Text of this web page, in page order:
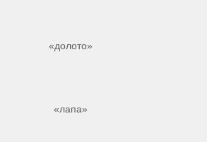
«долото»
«лапа»